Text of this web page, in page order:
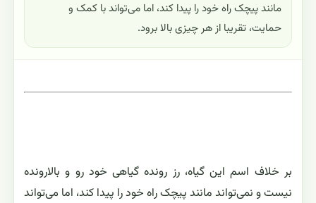
مانند پیچک راه خود را پیدا کند، اما می‌تواند با کمک و
حمایت، تقریبا از هر چیزی بالا برود.
بر خلاف اسم این گیاه، رز رونده گیاهی خود رو و بالارونده
نیست و نمی‌تواند مانند پیچک راه خود را پیدا کند، اما می‌تواند